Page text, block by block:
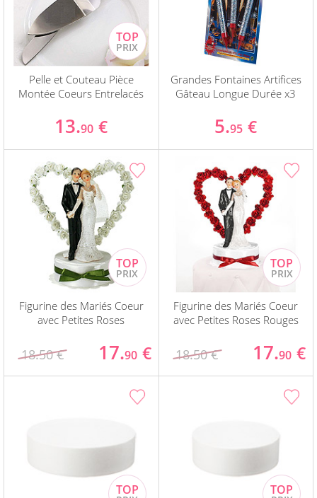
Pelle et Couteau Pièce
Montée Coeurs Entrelacés
13.90 €
Grandes Fontaines Artifices
Gâteau Longue Durée x3
5.95 €
Figurine des Mariés Coeur
avec Petites Roses
18.50 € 17.90 €
Figurine des Mariés Coeur
avec Petites Roses Rouges
18.50 € 17.90 €